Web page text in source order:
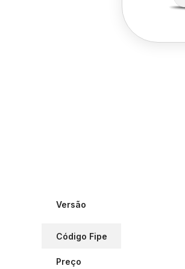
Versão
Código Fipe
Preço